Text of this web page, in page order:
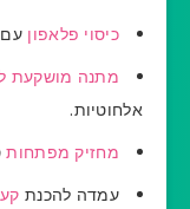
כיסוי פלאפון עם
מתנה מושקעת
אלחוטיות.
מחזיק מפתחות
עמדה להכנת